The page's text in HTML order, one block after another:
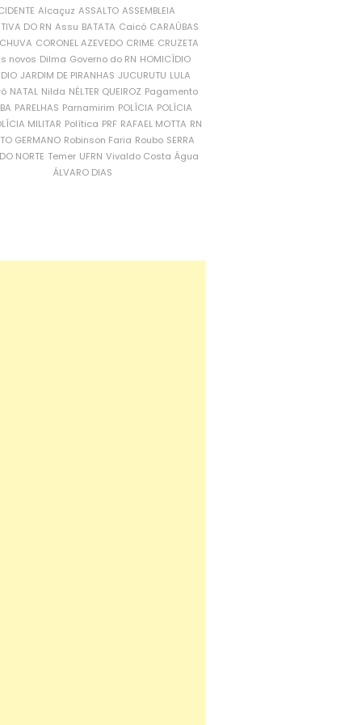
Alcaçuz ASSALTO ASSEMBLEIA
DO RN Assu BATATA Caicó CARAÚBAS
CORONEL AZEVEDO CRIME CRUZETA
novos Dilma Governo do RN HOMICÍDIO
JARDIM DE PIRANHAS JUCURUTU LULA
NATAL Nilda NÉLTER QUEIROZ Pagamento
PARELHAS Parnamirim POLÍCIA POLÍCIA
MILITAR Política PRF RAFAEL MOTTA RN
GERMANO Robinson Faria Roubo SERRA
NORTE Temer UFRN Vivaldo Costa Água
ÁLVARO DIAS